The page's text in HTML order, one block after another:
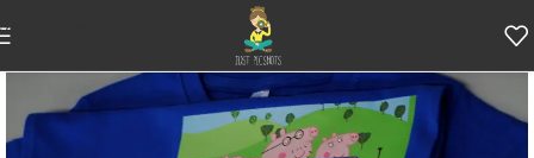
Skip to navigation
Skip to main content